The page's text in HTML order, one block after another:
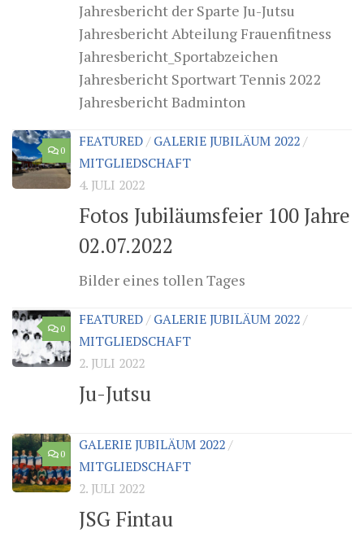
Jahresbericht der Sparte Ju-Jutsu
Jahresbericht Abteilung Frauenfitness
Jahresbericht_Sportabzeichen
Jahresbericht Sportwart Tennis 2022
Jahresbericht Badminton
0
FEATURED/GALERIE JUBILÄUM 2022/
MITGLIEDSCHAFT
4. JULI 2022
Fotos Jubiläumsfeier 100 Jahre
02.07.2022
Bilder eines tollen Tages
0
FEATURED/GALERIE JUBILÄUM 2022/
MITGLIEDSCHAFT
2. JULI 2022
Ju-Jutsu
0
GALERIE JUBILÄUM 2022/
MITGLIEDSCHAFT
2. JULI 2022
JSG Fintau